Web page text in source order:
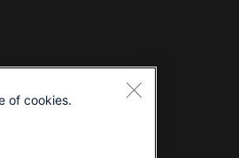
of cookies.